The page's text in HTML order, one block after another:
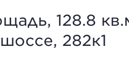
128.8
282к1